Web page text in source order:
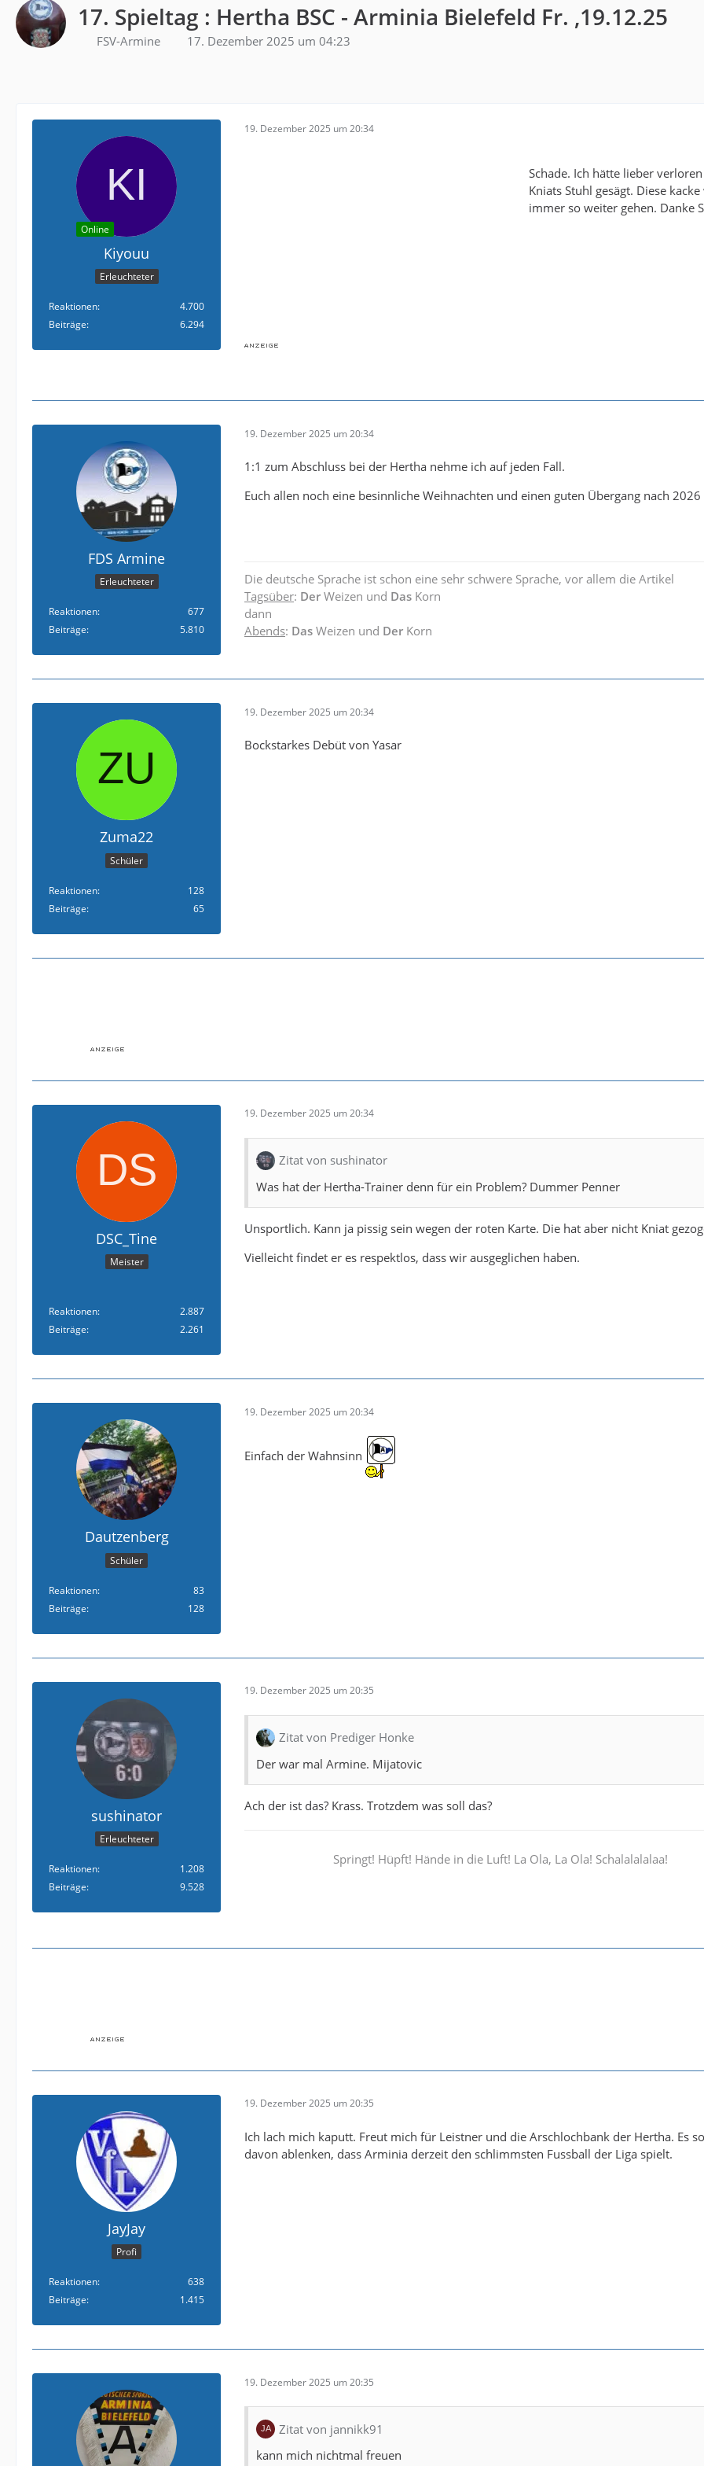
17. Spieltag : Hertha BSC - Arminia Bielefeld Fr. ,19.12.25
FSV-Armine 17. Dezember 2025 um 04:23
Online
Kiyouu
Erleuchteter
Reaktionen
4.700
Beiträge
6.294
19. Dezember 2025 um 20:34
Schade. Ich hätte lieber
Kniats Stuhl gesägt. Diese
immer so weiter gehen. Danke
FDS Armine
Erleuchteter
Reaktionen
677
Beiträge
5.810
19. Dezember 2025 um 20:34
1:1 zum Abschluss bei der Hertha nehme ich auf jeden Fall.
Euch allen noch eine besinnliche Weihnachten und einen guten Übergang nach 2026
Die deutsche Sprache ist schon eine sehr schwere Sprache, vor allem die Artikel
Tagsüber: Der Weizen und Das Korn
dann
Abends: Das Weizen und Der Korn
Zuma22
Schüler
Reaktionen
128
Beiträge
65
19. Dezember 2025 um 20:34
Bockstarkes Debüt von Yasar
DSC_Tine
Meister
Reaktionen
2.887
Beiträge
2.261
19. Dezember 2025 um 20:34
Zitat von sushinator
Was hat der Hertha-Trainer denn für ein Problem? Dummer Penner
Unsportlich. Kann ja pissig sein wegen der roten Karte. Die hat aber nicht Kniat
Vielleicht findet er es respektlos, dass wir ausgeglichen haben.
Dautzenberg
Schüler
Reaktionen
83
Beiträge
128
19. Dezember 2025 um 20:34
Einfach der Wahnsinn
sushinator
Erleuchteter
Reaktionen
1.208
Beiträge
9.528
19. Dezember 2025 um 20:35
Zitat von Prediger Honke
Der war mal Armine. Mijatovic
Ach der ist das? Krass. Trotzdem was soll das?
Springt! Hüpft! Hände in die Luft! La Ola, La Ola! Schalalalalaa!
JayJay
Profi
Reaktionen
638
Beiträge
1.415
19. Dezember 2025 um 20:35
Ich lach mich kaputt. Freut mich für Leistner und die Arschlochbank der Hertha. Es
davon ablenken, dass Arminia derzeit den schlimmsten Fussball der Liga spielt.
19. Dezember 2025 um 20:35
Zitat von jannikk91
kann mich nichtmal freuen